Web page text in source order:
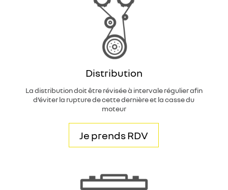
Distribution
La distribution doit être révisée à intervale régulier afin
d’éviter la rupture de cette dernière et la casse du
moteur
Je prends RDV